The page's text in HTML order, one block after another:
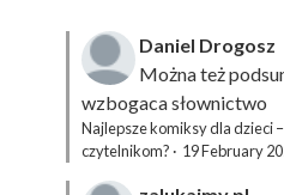
Daniel Drogosz
Można też
wzbogaca słownictwo
Najlepsze komiksy dla dzieci
czytelnikom? · 19 February